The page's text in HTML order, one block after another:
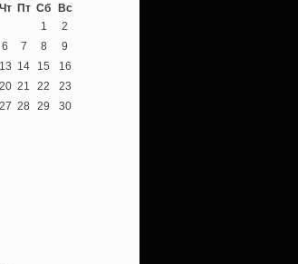
Чт Пт Сб Вс
1
2
6 7 8
9
13 14 15
16
20 21 22
23
27 28 29
30